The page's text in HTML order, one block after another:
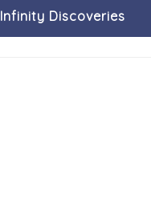
Infinity Discoveries